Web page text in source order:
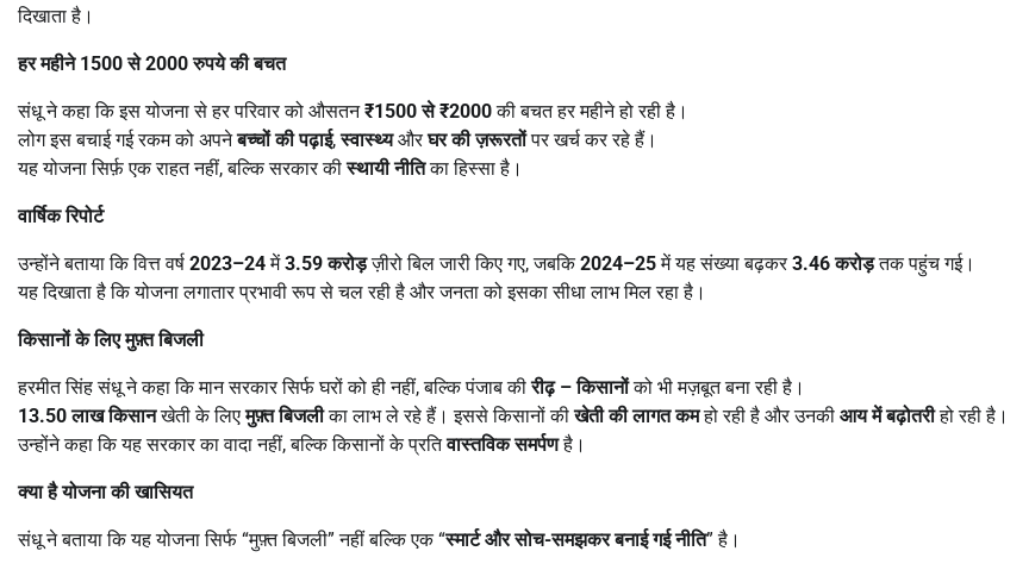
दिखाता है।
हर महीने 1500से2000रुपये की बचत
संधू ने कहा कि इस योजना से हर परिवार को औसतन₹1500से₹2000की बचत हर महीने हो रही है।
लोग इस बचाई गई रकम को अपनेबच्चों की पढ़ाई,स्वास्थ्यऔरघर की ज़रूरतोंपर खर्च कर रहे हैं।
यह योजना सिर्फ़ एक राहत नहीं, बल्कि सरकार कीस्थायी नीतिका हिस्सा है।
वार्षिक रिपोर्ट
उन्होंने बताया कि वित्त वर्ष 2023–24में3.59करोड़ज़ीरो बिल जारी किए गए, जबकि2024–25में यह संख्या बढ़कर3.46करोड़तक पहुंच गई।
यह दिखाता है कि योजना लगातार प्रभावी रूप से चल रही है और जनता को इसका सीधा लाभ मिल रहा है।
किसानों के लिए मुफ़्त बिजली
हरमीत सिंह संधू ने कहा कि मान सरकार सिर्फ घरों को ही नहीं, बल्कि पंजाब कीरीढ़ –किसानोंको भी मज़बूत बना रही है।
13.50लाख किसानखेती के लिएमुफ़्त बिजलीका लाभ ले रहे हैं। इससे किसानों कीखेती की लागत कमहो रही है और उनकी आय में बढ़ोतरीहो रही है।
उन्होंने कहा कि यह सरकार का वादा नहीं, बल्कि किसानों के प्रतिवास्तविक समर्पणहै।
क्या है योजना की खासियत
संधू ने बताया कि यह योजना सिर्फ “मुफ़्त बिजली” नहीं बल्कि एक “स्मार्ट और सोच-समझकर बनाई गई नीति” है।